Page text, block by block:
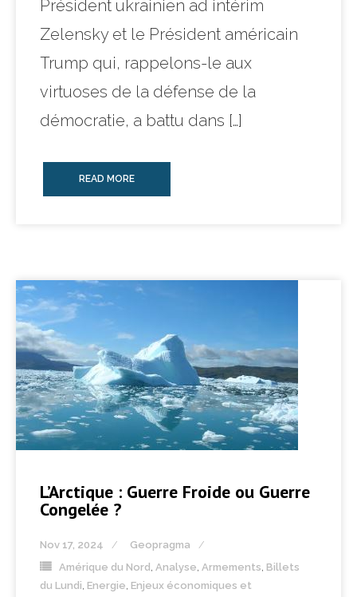
Président ukrainien ad intérim
Zelensky et le Président américain
Trump qui, rappelons-le aux
virtuoses de la défense de la
démocratie, a battu dans […]
READ MORE
L’Arctique : Guerre Froide ou Guerre
Congelée ?
Nov 17, 2024
Geopragma
Amérique du Nord , Analyse, Armements, Billets
du Lundi, Energie, Enjeux économiques et